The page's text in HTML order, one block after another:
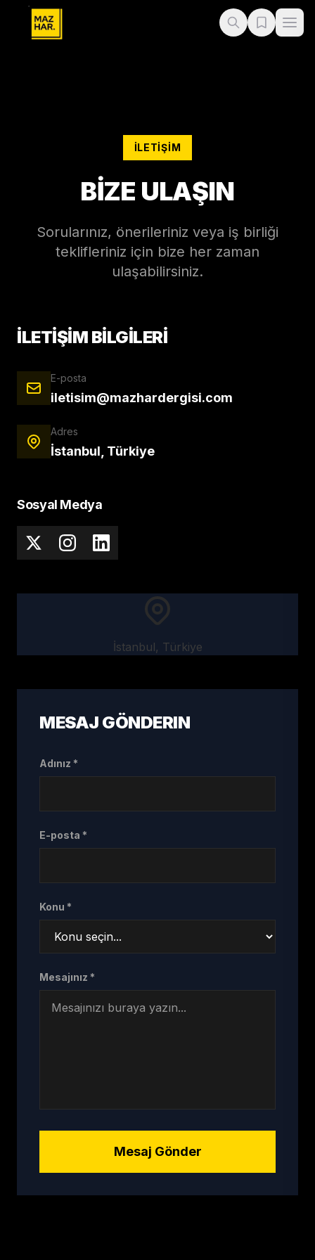
İLETIŞIM
BİZE ULAŞIN
Sorularınız, önerileriniz veya iş birliği
teklifleriniz için bize her zaman
ulaşabilirsiniz.
İLETİŞİM BİLGİLERİ
E-posta
iletisim@mazhardergisi.com
Adres
İstanbul, Türkiye
Sosyal Medya
İstanbul, Türkiye
MESAJ GÖNDERIN
Adınız *
E-posta *
Konu *
Mesajınız *
Mesaj Gönder